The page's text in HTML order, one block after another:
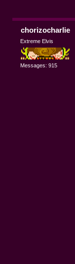
chorizocharlie
Extreme Elvis
Messages: 915